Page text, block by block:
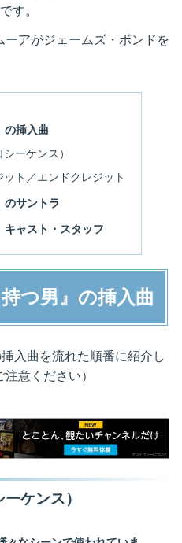
す。
アがジェームズ・ボンドを
の挿入曲
ーケンス）
ト／エンドクレジット
のサントラ
キャスト・スタッフ
持つ男』の挿入曲
入曲を流れた順番に紹介し
意ください）
ケンス）